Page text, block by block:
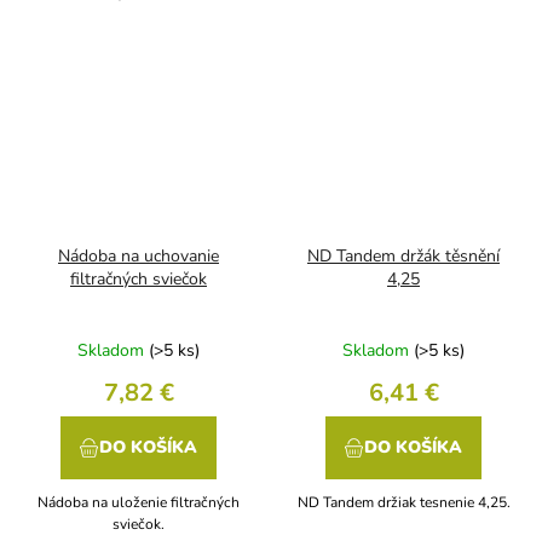
Nádoba na uchovanie
filtračných sviečok
Skladom (>5 ks)
7,82 €
DO KOŠÍKA
Nádoba na uloženie filtračných
sviečok.
ND Tandem držák těsnění
4,25
Skladom (>5 ks)
6,41 €
DO KOŠÍKA
ND Tandem držiak tesnenie 4,25.